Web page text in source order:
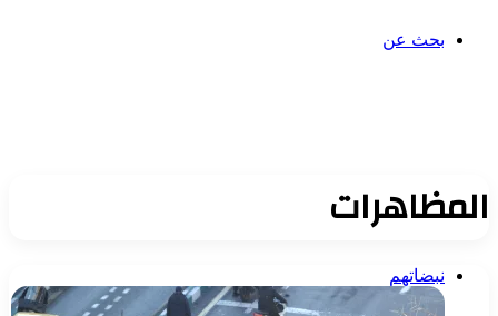
بحث عن
المظاهرات
نبضاتهم